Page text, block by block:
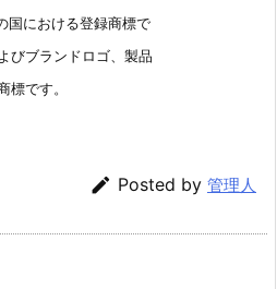
国における登録商標で
びブランドロゴ、製品
標です。
 Posted by 管理人